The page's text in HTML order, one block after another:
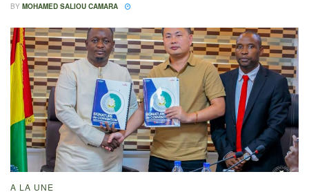
BY MOHAMED SALIOU CAMARA
A LA UNE